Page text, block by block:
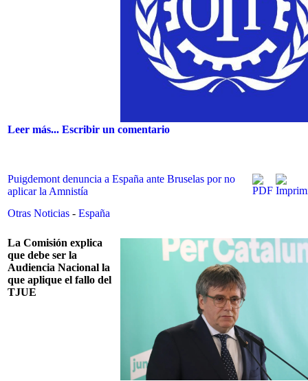
Leer más... Escribir un comentario
Puigdemont denuncia a España ante Bruselas por no
aplicar la Amnistía
Otras Noticias - España
La Comisión explica
que debe ser la
Audiencia Nacional la
que aplique el fallo del
TJUE